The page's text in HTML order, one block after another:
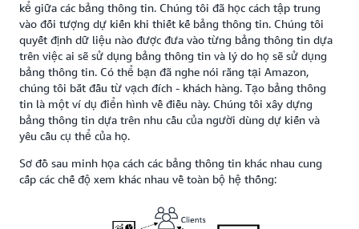
kể giữa các bảng thông tin. Chúng tôi đã học cách tập trung
vào đối tượng dự kiến khi thiết kế bảng thông tin. Chúng tôi
quyết định dữ liệu nào được đưa vào từng bảng thông tin dựa
trên việc ai sẽ sử dụng bảng thông tin và lý do họ sẽ sử dụng
bảng thông tin. Có thể bạn đã nghe nói rằng tại Amazon,
chúng tôi bắt đầu từ vạch đích - khách hàng. Tạo bảng thông
tin là một ví dụ điển hình về điều này. Chúng tôi xây dựng
bảng thông tin dựa trên nhu cầu của người dùng dự kiến và
yêu cầu cụ thể của họ.
Sơ đồ sau minh họa cách các bảng thông tin khác nhau cung
cấp các chế độ xem khác nhau về toàn bộ hệ thống: